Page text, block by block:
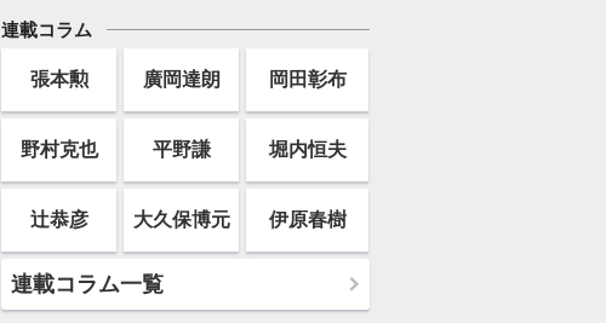
連載コラム
張本勲 廣岡達朗 岡田彰布
野村克也 平野謙 堀内恒夫
辻恭彦 大久保博元 伊原春樹
連載コラム一覧